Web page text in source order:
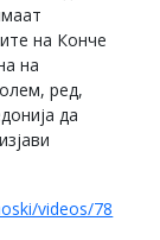
на Конче
на
ред,
да
videos/78